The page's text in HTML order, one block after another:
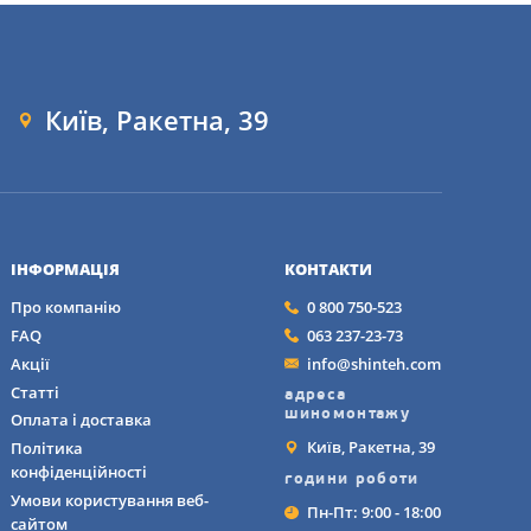
а також
що забезпечує
установка і
що типово для
зносу шин.
Київ, Ракетна, 39
ІНФОРМАЦІЯ
Про компанію
FAQ
Акції
Статті
Оплата і доставка
Політика
конфіденційності
Умови користування веб-
сайтом
КОНТАКТИ
0 800 750-523
063 237-23-73
info@shinteh.com
адреса
шиномонтажу
Київ, Ракетна, 39
години роботи
Пн-Пт: 9:00 - 18:00